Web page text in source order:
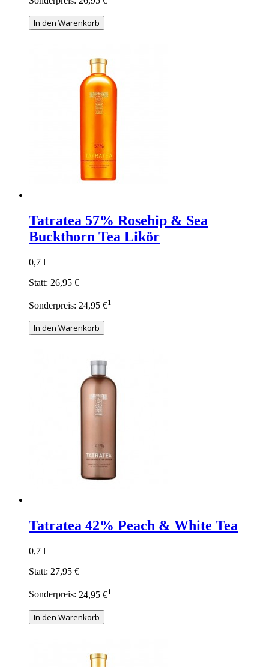
In den Warenkorb
Tatratea 57% Rosehip & Sea
Buckthorn Tea Likör
0,7 l
Statt: 26,95 €
Sonderpreis: 24,95 €1
In den Warenkorb
Tatratea 42% Peach & White Tea
0,7 l
Statt: 27,95 €
Sonderpreis: 24,95 €1
In den Warenkorb